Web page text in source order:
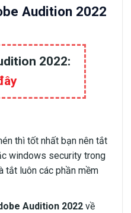
Audition 2022
2022:
thì tốt nhất bạn nên tắt
windows security trong
tắt luôn các phần mềm
Audition 2022về